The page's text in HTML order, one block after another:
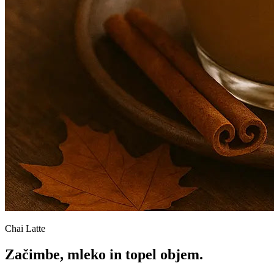
Chai Latte
Začimbe, mleko in topel objem.